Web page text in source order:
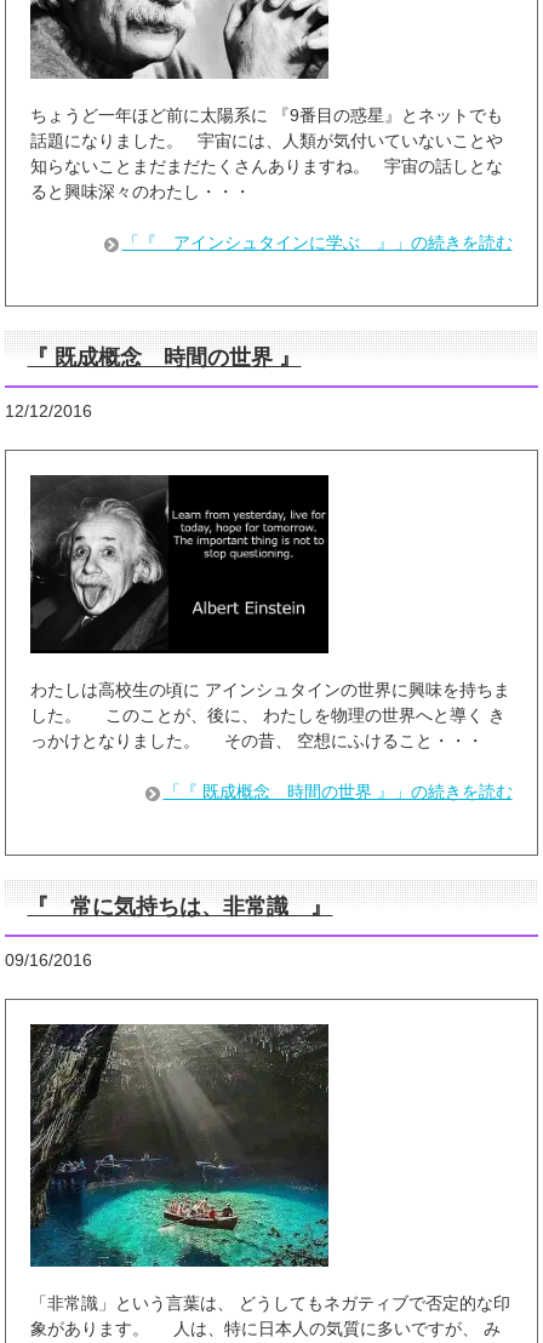
ちょうど一年ほど前に太陽系に 『9番目の惑星』とネットでも
話題になりました。 宇宙には、人類が気付いていないことや
知らないことまだまだたくさんありますね。 宇宙の話しとな
ると興味深々のわたし・・・
「『 アインシュタインに学ぶ 』」の続きを読む
『 既成概念 時間の世界 』
12/12/2016
わたしは高校生の頃に アインシュタインの世界に興味を持ちま
した。 このことが、後に、 わたしを物理の世界へと導く き
っかけとなりました。 その昔、 空想にふけること・・・
「『 既成概念 時間の世界 』」の続きを読む
『 常に気持ちは、非常識 』
09/16/2016
「非常識」という言葉は、 どうしてもネガティブで否定的な印
象があります。 人は、特に日本人の気質に多いですが、 み